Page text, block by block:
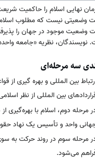
نهایی اسلام را حاکمیت
وضعیتی نیست که مطلوب اسلام
وضعیت موجود در جهان را
نویسندگان، نظریه «جامعه
سه مرحله‌ای
بین المللی و بهره گیری از
بین المللی از نظر
مرحله دوم، اسلام با
واحد و تأسیس یک نهاد
مرحله سوم در روند حرکت به
می‌شود.